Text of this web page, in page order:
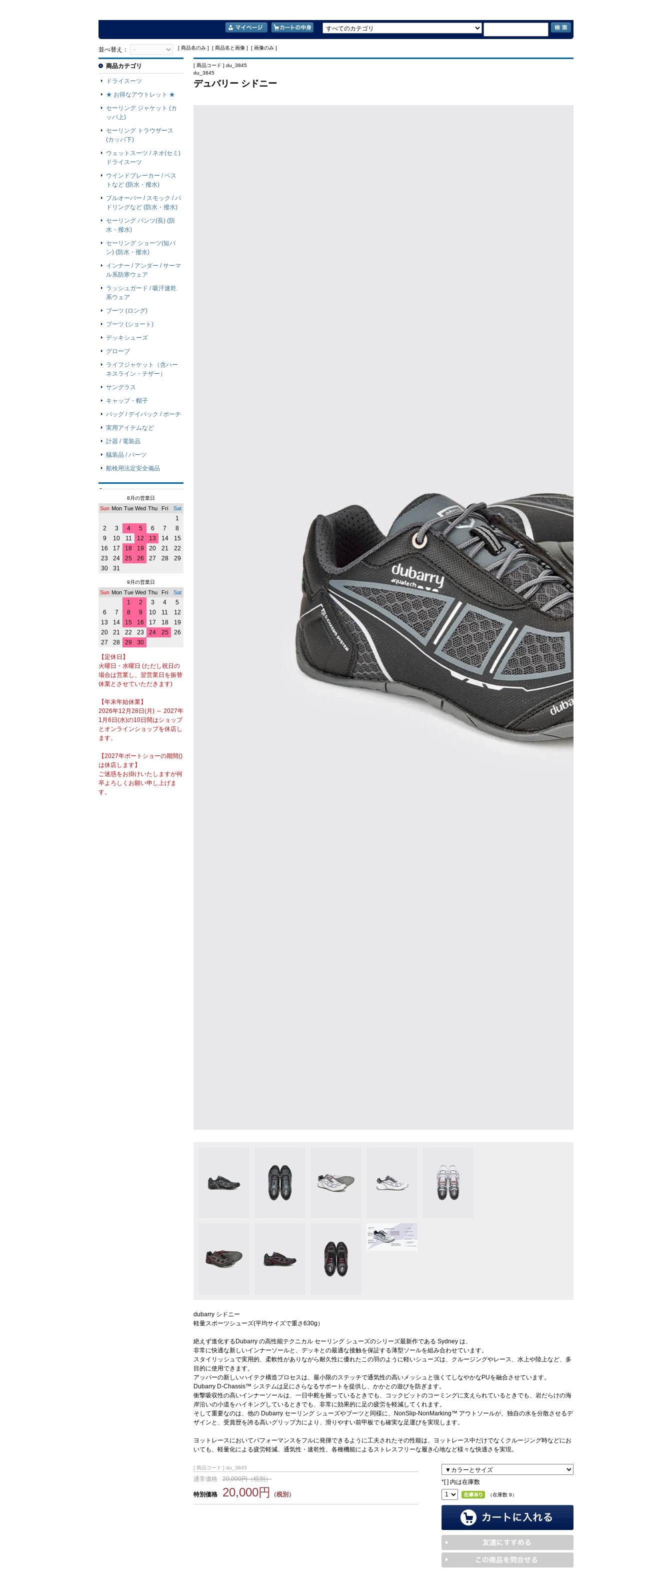
並べ替え： [ 商品名のみ ] [ 商品名と画像 ] [ 画像のみ ]
[ 商品コード ] du_3845
du_3845
デュバリー シドニー
dubarry シドニー
軽量スポーツシューズ(平均サイズで重さ630g）
絶えず進化するDubarry の高性能テクニカル セーリング シューズのシリーズ最新作である Sydney は、
非常に快適な新しいインナーソールと、デッキとの最適な接触を保証する薄型ソールを組み合わせています。
スタイリッシュで実用的、柔軟性がありながら耐久性に優れたこの羽のように軽いシューズは、クルージングやレース、水上や陸上など、多
目的に使用できます。
アッパーの新しいハイテク構造プロセスは、最小限のステッチで通気性の高いメッシュと強くてしなやかなPUを融合させています。
Dubarry D-Chassis™ システムは足にさらなるサポートを提供し、かかとの遊びを防ぎます。
衝撃吸収性の高いインナーソールは、一日中舵を握っているときでも、コックピットのコーミングに支えられているときでも、岩だらけの海
岸沿いの小道をハイキングしているときでも、非常に効果的に足の疲労を軽減してくれます。
そして重要なのは、他の Dubarry セーリング シューズやブーツと同様に、NonSlip-NonMarking™ アウトソールが、独自の水を分散させるデ
ザインと、受賞歴を誇る高いグリップ力により、滑りやすい前甲板でも確実な足運びを実現します。
ヨットレースにおいてパフォーマンスをフルに発揮できるように工夫されたその性能は、ヨットレース中だけでなくクルージング時などにお
いても、軽量化による疲労軽減、通気性・速乾性、各種機能によるストレスフリーな履き心地など様々な快適さを実現。
[ 商品コード ] du_3845
通常価格 20,000円（税別）
特別価格 20,000円 （税別）
*[ ] 内は在庫数
（在庫数 9）
商品カテゴリ
ドライスーツ
★ お得なアウトレット ★
セーリング ジャケット (カ
ッパ上)
セーリング トラウザース
(カッパ下)
ウェットスーツ / ネオ(セミ)
ドライスーツ
ウインドブレーカー / ベス
トなど (防水・撥水)
プルオーバー / スモック / パ
ドリングなど (防水・撥水)
セーリング パンツ(長) (防
水・撥水)
セーリング ショーツ(短パ
ン) (防水・撥水)
インナー / アンダー / サーマ
ル系防寒ウェア
ラッシュガード / 吸汗速乾
系ウェア
ブーツ (ロング)
ブーツ (ショート)
デッキシューズ
グローブ
ライフジャケット（含ハー
ネスライン・テザー）
サングラス
キャップ・帽子
バッグ / デイパック / ポーチ
実用アイテムなど
計器 / 電装品
艤装品 / パーツ
船検用法定安全備品
8月の営業日
Sun Mon Tue Wed Thu Fri Sat
1
2
3 4 5 6 7
8
9
10 11 12 13 14
15
16
17 18 19 20 21
22
23
24 25 26 27 28
29
30
31
9月の営業日
Sun Mon Tue Wed Thu Fri Sat
1 2 3 4
5
6
7 8 9 10 11
12
13
14 15 16 17 18
19
20
21 22 23 24 25
26
27
28 29 30
【定休日】
火曜日・水曜日 (ただし祝日の
場合は営業し、翌営業日を振替
休業とさせていただきます)
【年末年始休業】
2026年12月28日(月) ～ 2027年
1月6日(水)の10日間はショップ
とオンラインショップを休店し
ます。
【2027年ボートショーの期間()
は休店します】
ご迷惑をお掛けいたしますが何
卒よろしくお願い申し上げま
す。